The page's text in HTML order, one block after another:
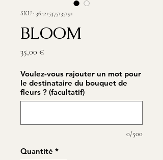
SKU : 364215375135191
BLOOM
35,00 €Prix
Voulez-vous rajouter un mot pour
le destinataire du bouquet de
fleurs ? (facultatif)
0/500
Quantité *